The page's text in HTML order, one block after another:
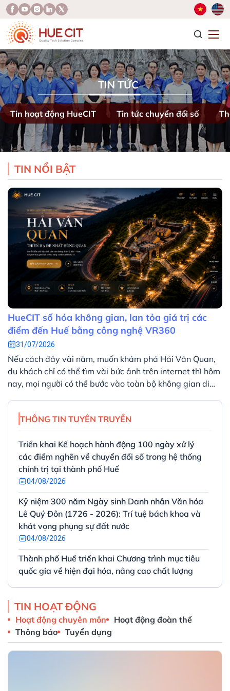
TIN TỨC
Tin hoạt động HueCIT Tin tức chuyển đổi số
TIN NỔI BẬT
HueCIT số hóa không gian, lan tỏa giá trị các
điểm đến Huế bằng công nghệ VR360
31/07/2026
Nếu cách đây vài năm, muốn khám phá Hải Vân Quan,
du khách chỉ có thể tìm vài bức ảnh trên internet thì hôm
nay, mọi người có thể bước vào toàn bộ không gian di
360 độ, khám phá từng khu vực và tìm hiểu các thông
tin lịch sử được tích hợp ngay trong không gian số.
THÔNG TIN TUYÊN TRUYỀN
Triển khai Kế hoạch hành động 100 ngày xử lý
các điểm nghẽn về chuyển đổi số trong hệ thống
chính trị tại thành phố Huế
04/08/2026
Kỷ niệm 300 năm Ngày sinh Danh nhân Văn hóa
Lê Quý Đôn (1726 - 2026): Trí tuệ bách khoa và
khát vọng phụng sự đất nước
04/08/2026
Thành phố Huế triển khai Chương trình mục tiêu
quốc gia về hiện đại hóa, nâng cao chất lượng
Tiếp tục đẩy mạnh Phong trào “Bình dân học vụ
số” nhằm thực hiện tốt Nghị quyết 57-NQ/TW
của Bộ Chính trị trên địa bàn thành phố Huế
31/07/2026
TIN HOẠT ĐỘNG
Hoạt động chuyên môn
Hoạt động đoàn thể
Thông báo
Tuyển dụng